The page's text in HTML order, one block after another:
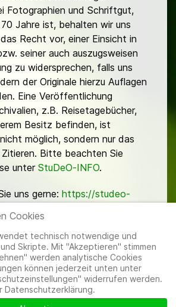
Fotographien und Schriftgut,
Jahre ist, behalten wir uns
Recht vor, einer Einsicht in
seiner auch auszugsweisen
zu widersprechen, falls uns
der Originale hierzu Auflagen
Eine Veröffentlichung
z.B. Reisetagebücher,
Besitz befinden, ist
möglich, sondern nur das
Zitieren. Bitte beachten Sie
unter StuDeO-INFO.
uns gerne: https://studeo-
|Datenschutzerklärung|Cookie-
Cookies
technisch notwendige und
Skripte. Mit "Akzeptieren" stimmen
werden analytische Cookies
können jederzeit unten unter
widerrufen werden.
Datenschutzerklärung.